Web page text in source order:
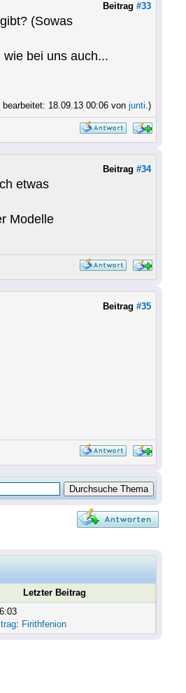
Beitrag #33
(Sowas
bei uns auch...
18.09.13 00:06 von junti.)
Beitrag #34
etwas
Modelle
Beitrag #35
Letzter Beitrag
: Firithfenion